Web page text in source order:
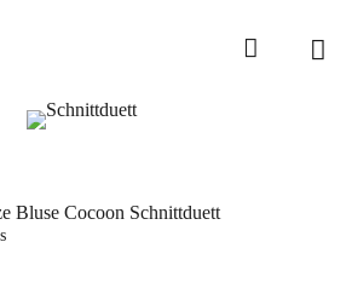
Home
Magazin
Bluse Cocoon Schnittduett